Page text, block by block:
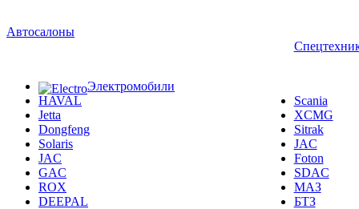
Автосалоны
Электромобили
HAVAL
Jetta
Dongfeng
Solaris
JAC
GAC
ROX
DEEPAL
Scania
XCMG
Sitrak
JAC
Foton
SDAC
МАЗ
БТЗ